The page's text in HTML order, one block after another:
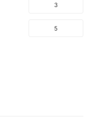
3
5